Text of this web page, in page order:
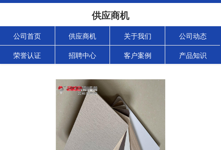
供应商机
公司首页 供应商机 关于我们 公司动态
荣誉认证 招聘中心 客户案例 产品知识